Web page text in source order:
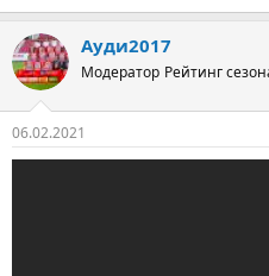
Ауди2017
Модератор Рейтинг
06.02.2021